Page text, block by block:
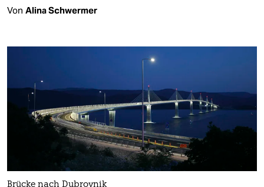
Von Alina Schwermer
Brücke nach Dubrovnik